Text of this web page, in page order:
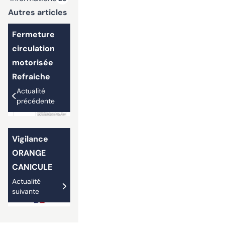
Autres articles
Fermeture
circulation
motorisée
Refraiche
Actualité
précédente
Vigilance
ORANGE
CANICULE
Actualité
suivante